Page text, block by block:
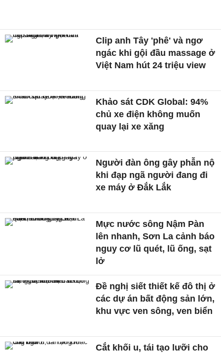
Clip anh Tây 'phê' và ngơ
ngác khi gội đầu massage ở
Việt Nam hút 24 triệu view
Khảo sát CDK Global: 94%
chủ xe điện không muốn
quay lại xe xăng
Người đàn ông gây phẫn nộ
khi đạp ngã người đang đi
xe máy ở Đắk Lắk
Mực nước sông Nậm Pàn
lên nhanh, Sơn La cảnh báo
nguy cơ lũ quét, lũ ống, sạt
lở
Đề nghị siết thiết kế đô thị ở
các dự án bất động sản lớn,
khu vực ven sông, ven biển
Cắt khối u, tái tạo lưỡi cho